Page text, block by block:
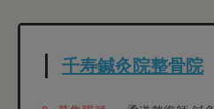
千寿鍼灸院整骨院